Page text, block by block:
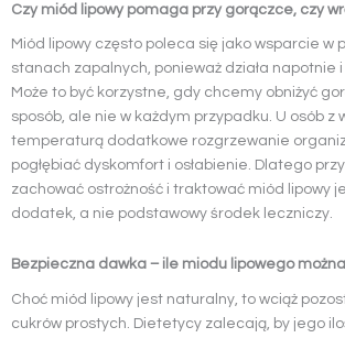
Czy miód lipowy pomaga przy gorączce, czy
Miód lipowy często poleca się jako wsparcie w
stanach zapalnych, ponieważ działa napotnie
Może to być korzystne, gdy chcemy obniżyć
sposób, ale nie w każdym przypadku. U osób z
temperaturą dodatkowe rozgrzewanie
pogłębiać dyskomfort i osłabienie. Dlatego
zachować ostrożność i traktować miód lipowy
dodatek, a nie podstawowy środek leczniczy.
Bezpieczna dawka – ile miodu lipowego
Choć miód lipowy jest naturalny, to wciąż
cukrów prostych. Dietetycy zalecają, by jego